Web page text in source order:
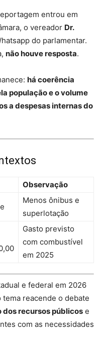
entrou em
o vereador Dr.
do parlamentar.
não houve resposta.
há coerência
população e o volume
a despesas internas do
Observação
Menos ônibus e
superlotação
Gasto previsto
com combustível
em 2025
e federal em 2026
reacende o debate
recursos públicos e
com as necessidades